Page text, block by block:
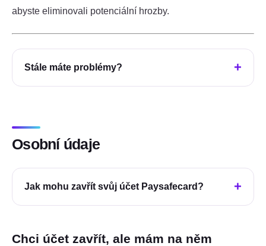
abyste eliminovali potenciální hrozby.
Stále máte problémy?
Osobní údaje
Jak mohu zavřít svůj účet Paysafecard?
Chci účet zavřít, ale mám na něm